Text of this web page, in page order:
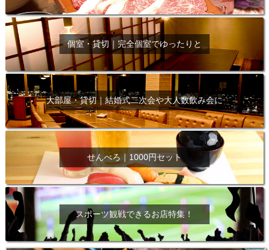
個室・貸切｜完全個室でゆったりと
大部屋・貸切｜結婚式二次会や大人数飲み会に
せんべろ｜1000円セット
スポーツ観戦できるお店特集！